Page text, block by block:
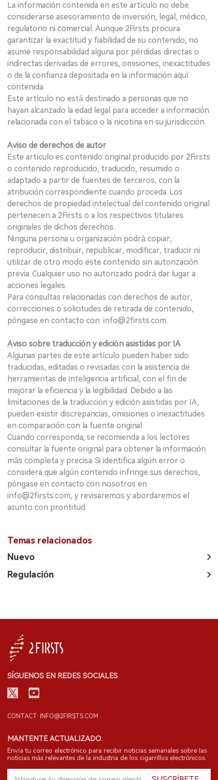
La información contenida en este artículo no debe
considerarse asesoramiento de inversión, legal, médico,
regulatorio ni comercial. Aunque 2Firsts procura
garantizar la exactitud y fiabilidad de su contenido, no
asume responsabilidad alguna por pérdidas directas o
indirectas derivadas de errores, omisiones, inexactitudes
o de la confianza depositada en la información aquí
contenida.
Este artículo no está destinado a personas que no
hayan alcanzado la edad legal para acceder a información
relacionada con el tabaco o la nicotina en su jurisdicción.
Aviso de derechos de autor
Este artículo es contenido original producido por 2Firsts
o contenido reproducido, traducido, resumido o
adaptado a partir de fuentes de terceros, con la
atribución correspondiente cuando proceda. Los
derechos de propiedad intelectual del contenido original
pertenecen a 2Firsts o a los respectivos titulares
originales de dichos derechos.
Ninguna persona u organización podrá copiar,
reproducir, distribuir, republicar, modificar, traducir ni
utilizar de otro modo este contenido sin autorización
previa. Cualquier uso no autorizado podrá dar lugar a
acciones legales.
Para consultas relacionadas con derechos de autor,
correcciones o solicitudes de retirada de contenido,
póngase en contacto con: info@2firsts.com.
Aviso sobre traducción y edición asistidas por IA
Algunas partes de este artículo pueden haber sido
traducidas, editadas o revisadas con la asistencia de
herramientas de inteligencia artificial, con el fin de
mejorar la eficiencia y la legibilidad. Debido a las
limitaciones de la traducción y edición asistidas por IA,
pueden existir discrepancias, omisiones o inexactitudes
en comparación con la fuente original.
Cuando corresponda, se recomienda a los lectores
consultar la fuente original para obtener la información
más completa y precisa. Si identifica algún error o
considera que algún contenido infringe sus derechos,
póngase en contacto con nosotros en
info@2firsts.com, y revisaremos y abordaremos el
asunto con prontitud.
Temas relacionados
Nuevo
Regulación
SÍGUENOS EN REDES SOCIALES
CONTACT: INFO@2FIRSTS.COM
MANTENTE ACTUALIZADO.
Envía tu correo electrónico para recibir noticias semanales sobre las
noticias más relevantes de la industria de los cigarrillos electrónicos.